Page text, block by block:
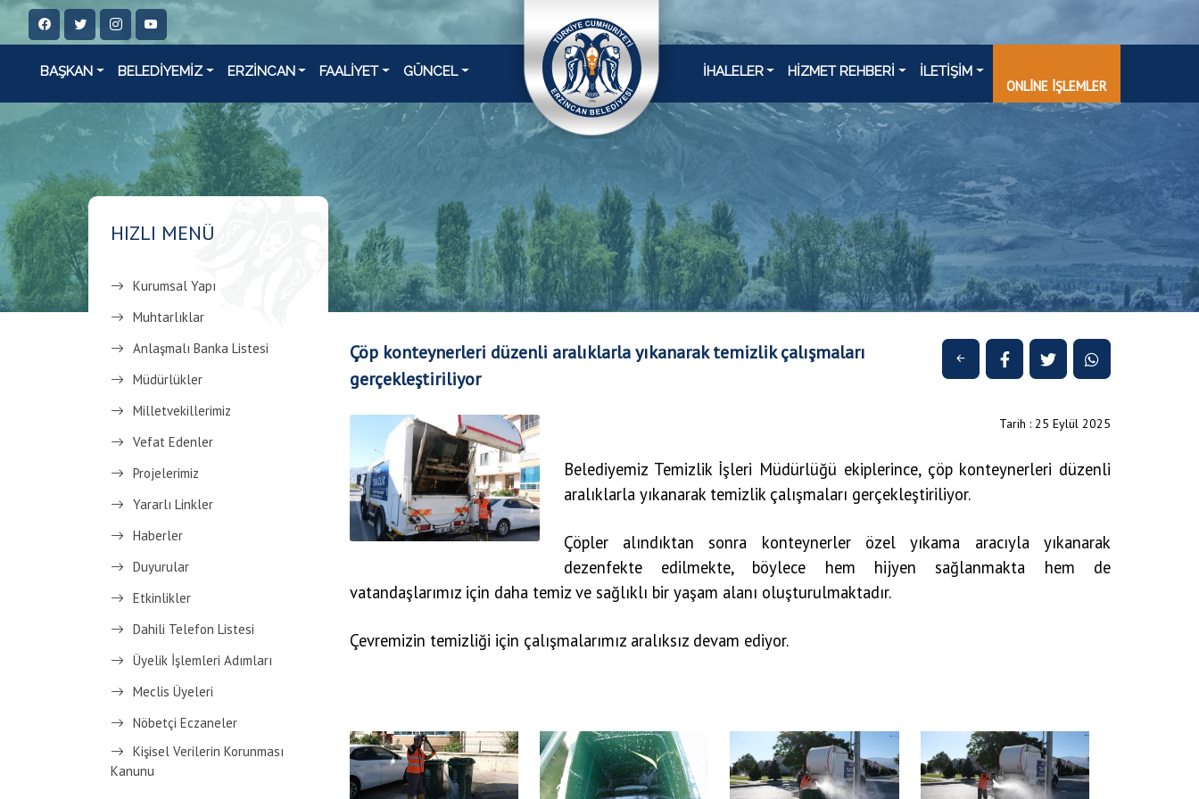
BAŞKAN BELEDİYEMİZ ERZİNCAN FAALİYET GÜNCEL İHALELER HİZMET REHBERİ İLETİŞİM
ONLİNE İŞLEMLER
HIZLI MENÜ
Kurumsal Yapı
Muhtarlıklar
Anlaşmalı Banka Listesi
Müdürlükler
Milletvekillerimiz
Vefat Edenler
Projelerimiz
Yararlı Linkler
Haberler
Duyurular
Etkinlikler
Dahili Telefon Listesi
Üyelik İşlemleri Adımları
Meclis Üyeleri
Nöbetçi Eczaneler
Kişisel Verilerin Korunması
Kanunu
Çöp konteynerleri düzenli aralıklarla yıkanarak temizlik çalışmaları
gerçekleştiriliyor
Tarih : 25 Eylül 2025
Belediyemiz Temizlik İşleri Müdürlüğü ekiplerince, çöp konteynerleri düzenli
aralıklarla yıkanarak temizlik çalışmaları gerçekleştiriliyor.
Çöpler alındıktan sonra konteynerler özel yıkama aracıyla yıkanarak
dezenfekte edilmekte, böylece hem hijyen sağlanmakta hem de
vatandaşlarımız için daha temiz ve sağlıklı bir yaşam alanı oluşturulmaktadır.
Çevremizin temizliği için çalışmalarımız aralıksız devam ediyor.